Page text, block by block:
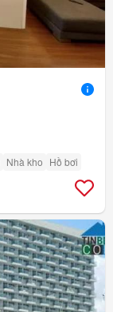
Nhà kho Hồ bơi